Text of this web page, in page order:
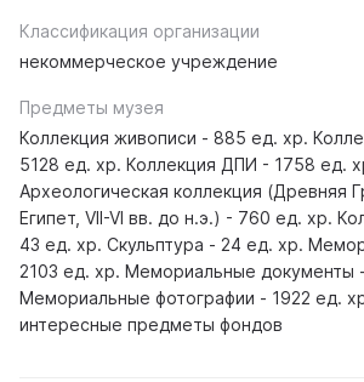
Классификация организации
некоммерческое учреждение
Предметы музея
Коллекция живописи - 885 ед. хр.
5128 ед. хр. Коллекция ДПИ - 1758 ед.
Археологическая коллекция (Древняя
Египет, VII-VI вв. до н.э.) - 760 ед. хр.
43 ед. хр. Скульптура - 24 ед. хр.
2103 ед. хр. Мемориальные документы
Мемориальные фотографии - 1922 ед.
интересные предметы фондов